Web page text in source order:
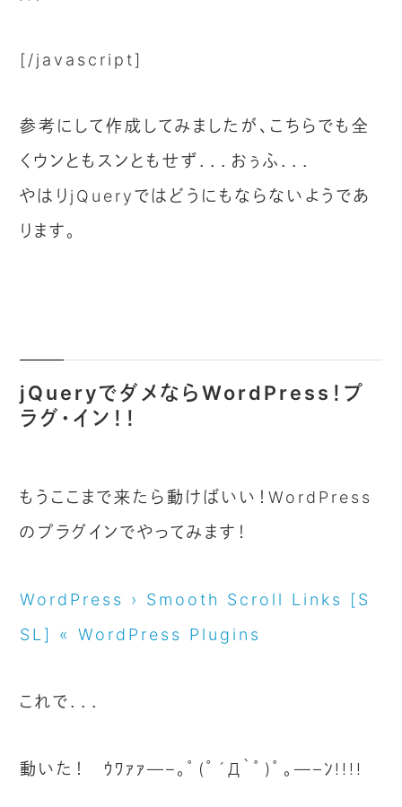
[/javascript]
参考にして作成してみましたが、こちらでも全
くウンともスンともせず．．．おぅふ．．．
やはりjQueryではどうにもならないようであ
ります。
jQueryでダメならWordPress！プ
ラグ・イン！！
もうここまで来たら動けばいい！WordPress
のプラグインでやってみます！
WordPress › Smooth Scroll Links [S
SL] « WordPress Plugins
これで．．．
動いた！ ｳﾜｧｧ—–｡ﾟ(ﾟ´Д｀ﾟ)ﾟ｡—–ﾝ!!!!